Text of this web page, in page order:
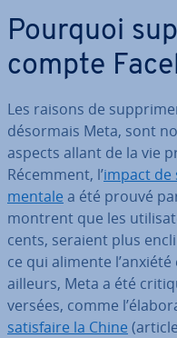
Pourquoi
compte
Les raisons de
désormais Meta, sont
aspects allant de la vie
Récemment, l’impact de
mentale a été prouvé
montrent que les
cents, seraient plus
ce qui alimente
ailleurs, Meta a été
ver­sées, comme
sa­tis­faire la Chine